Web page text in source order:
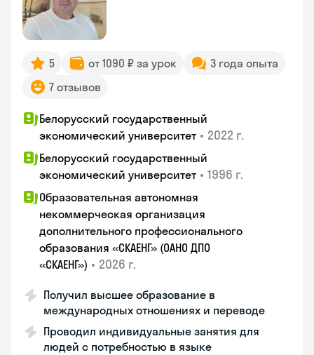
5 от 1090 ₽ за урок
3 года опыта
7 отзывов
Белорусский государственный
экономический университет • 2022 г.
Белорусский государственный
экономический университет • 1996 г.
Образовательная автономная
некоммерческая организация
дополнительного профессионального
образования «СКАЕНГ» (ОАНО ДПО
«СКАЕНГ») • 2026 г.
Получил высшее образование в
международных отношениях и переводе
Проводил индивидуальные занятия для
людей с потребностью в языке